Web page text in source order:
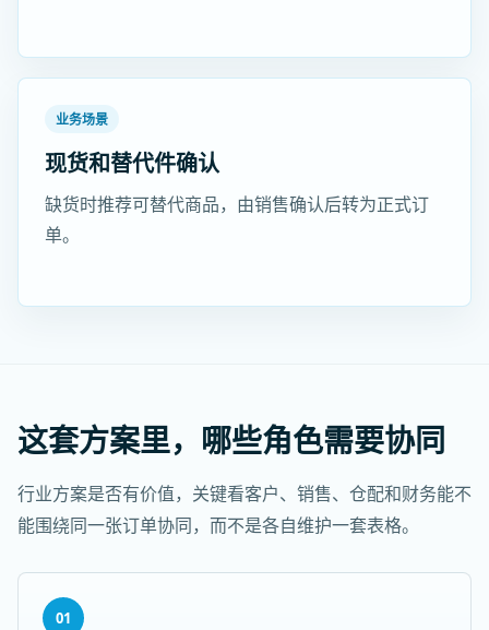
业务场景
现货和替代件确认
缺货时推荐可替代商品，由销售确认后转为正式订
单。
这套方案里，哪些角色需要协同
行业方案是否有价值，关键看客户、销售、仓配和财务能不
能围绕同一张订单协同，而不是各自维护一套表格。
01